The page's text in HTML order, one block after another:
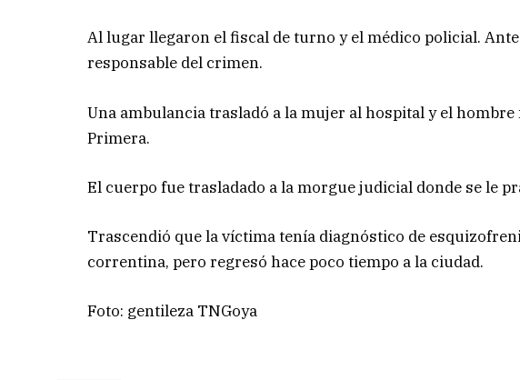
Al lugar llegaron el fiscal de turno y el médico policial.
responsable del crimen.
Una ambulancia trasladó a la mujer al hospital y el
Primera.
El cuerpo fue trasladado a la morgue judicial donde se le
Trascendió que la víctima tenía diagnóstico de
correntina, pero regresó hace poco tiempo a la ciudad.
Foto: gentileza TNGoya